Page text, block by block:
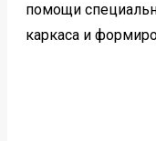
помощи
каркаса и